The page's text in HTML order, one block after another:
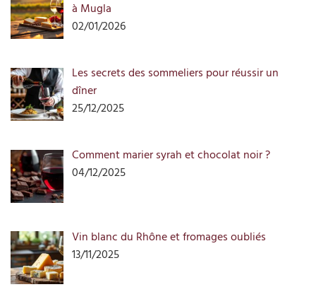
à Mugla
02/01/2026
Les secrets des sommeliers pour réussir un
dîner
25/12/2025
Comment marier syrah et chocolat noir ?
04/12/2025
Vin blanc du Rhône et fromages oubliés
13/11/2025